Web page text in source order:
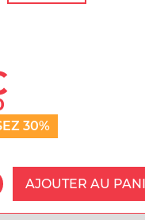
30%
AJOUTER AU